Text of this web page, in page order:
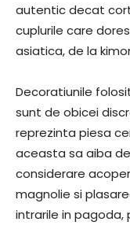
autentic decat
cuplurile care
asiatica, de la
Decoratiunile
sunt de obicei
reprezinta piesa
aceasta sa aiba
considerare
magnolie si
intrarile in pagoda,